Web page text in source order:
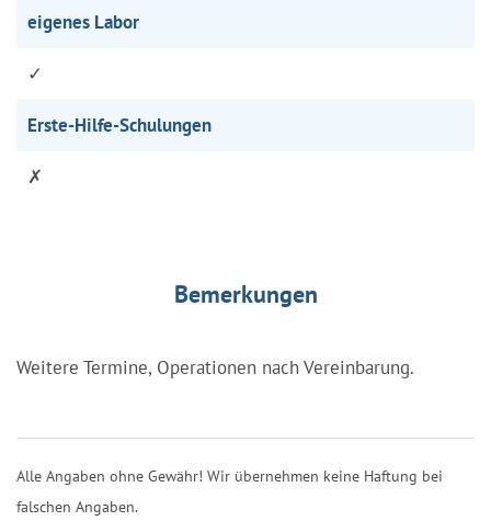
eigenes Labor
✓
Erste-Hilfe-Schulungen
✗
Bemerkungen
Weitere Termine, Operationen nach Vereinbarung.
Alle Angaben ohne Gewähr! Wir übernehmen keine Haftung bei
falschen Angaben.